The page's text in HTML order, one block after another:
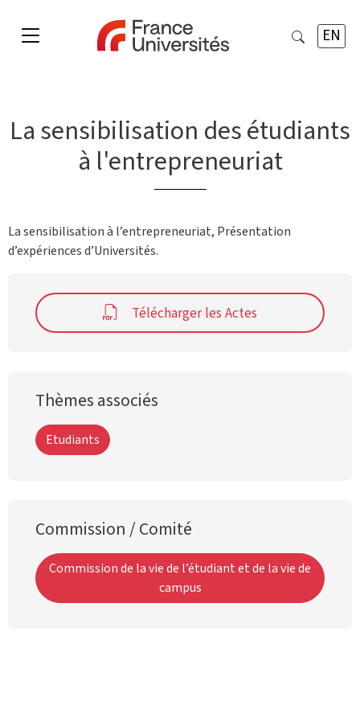
EN
La sensibilisation des étudiants
à l'entrepreneuriat
La sensibilisation à l’entrepreneuriat, Présentation
d’expériences d’Universités.
Télécharger les Actes
Thèmes associés
Etudiants
Commission / Comité
Commission de la vie de l’étudiant et de la vie de
campus